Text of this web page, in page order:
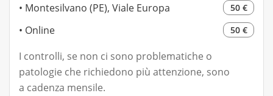
Montesilvano (PE), Viale Europa 50 €
Online 50 €
I controlli, se non ci sono problematiche o
patologie che richiedono più attenzione, sono
a cadenza mensile.